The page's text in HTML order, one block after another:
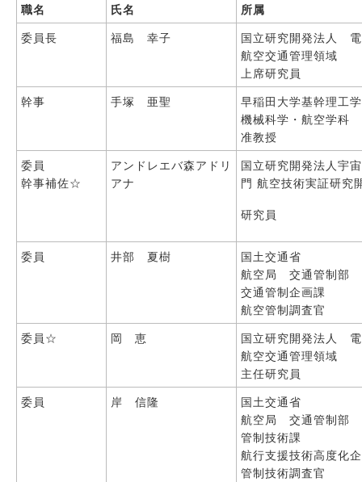
職名 氏名
所属
委員長
福島 幸子
国立研究開発法人
航空交通管理領域
上席研究員
幹事
手塚 亜聖
早稲田大学基幹理工
機械科学・航空学科
准教授
委員
幹事補佐☆
アンドレエバ森アドリ
アナ
国立研究開発法人宇
門 航空技術実証研究
研究員
委員 井部 夏樹
国土交通省
航空局 交通管制部
交通管制企画課
航空管制調査官
委員☆
岡 恵
国立研究開発法人
航空交通管理領域
主任研究員
委員
岸 信隆
国土交通省
航空局 交通管制部
管制技術課
航行支援技術高度化
管制技術調査官